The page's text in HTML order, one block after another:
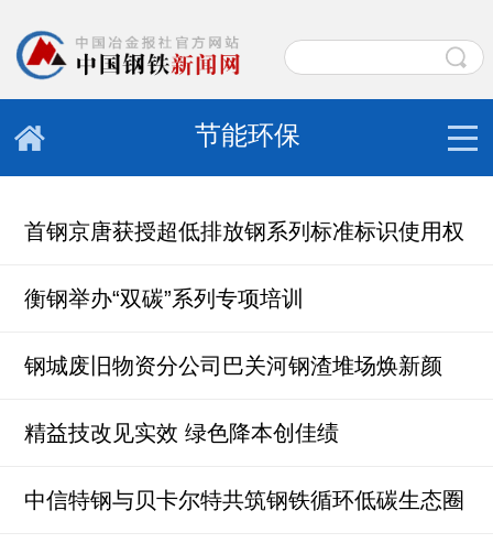
节能环保
首钢京唐获授超低排放钢系列标准标识使用权
衡钢举办“双碳”系列专项培训
钢城废旧物资分公司巴关河钢渣堆场焕新颜
精益技改见实效 绿色降本创佳绩
中信特钢与贝卡尔特共筑钢铁循环低碳生态圈